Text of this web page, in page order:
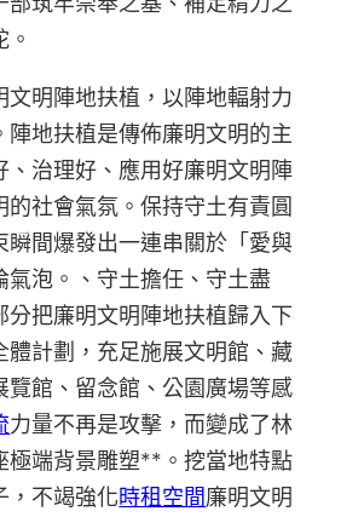
文明陣地扶植，以陣地輻射力
陣地扶植是傳佈廉明文明的主
、治理好、應用好廉明文明陣
的社會氣氛。保持守土有責圓
瞬間爆發出一連串關於「愛與
氣泡。、守土擔任、守土盡
分把廉明文明陣地扶植歸入下
體計劃，充足施展文明館、藏
覽館、留念館、公園廣場等感
力量不再是攻擊，而變成了林
極端背景雕塑**。挖當地特點
，不竭強化時租空間廉明文明